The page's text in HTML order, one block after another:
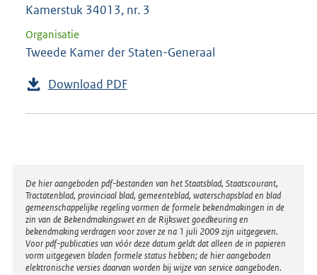
Kamerstuk 34013, nr. 3
Organisatie
Tweede Kamer der Staten-Generaal
Download PDF
Disclaimer
De hier aangeboden pdf-bestanden van het Staatsblad, Staatscourant,
Tractatenblad, provinciaal blad, gemeenteblad, waterschapsblad en blad
gemeenschappelijke regeling vormen de formele bekendmakingen in de
zin van de Bekendmakingswet en de Rijkswet goedkeuring en
bekendmaking verdragen voor zover ze na 1 juli 2009 zijn uitgegeven.
Voor pdf-publicaties van vóór deze datum geldt dat alleen de in papieren
vorm uitgegeven bladen formele status hebben; de hier aangeboden
elektronische versies daarvan worden bij wijze van service aangeboden.